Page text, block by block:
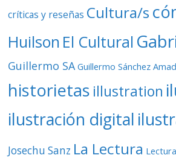
críticas y reseñas Cultura/s
Huilson El Cultural
Guillermo SA Guillermo Sánchez
historietas illustration
ilustración digital
Josechu Sanz La Lectura